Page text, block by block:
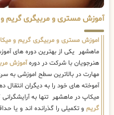
آموزش مستری و مربیگری گریم
اموزش مستری و مربیگری گریم و
ماهشهر یکی از بهترین دوره های
هنرجویان با شرکت در دورهآموزش
مهارت در بالاترین سطح اموزشی به
آموخته های خود را به دیگران
میکاپ در ماهشهر تنها به آرایشگرانی
گریم